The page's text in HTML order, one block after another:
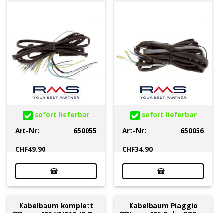
sofort lieferbar
Art-Nr:
650055
CHF49.90
sofort lieferbar
Art-Nr:
650056
CHF34.90
Kabelbaum komplett
Kabelbaum Piaggio